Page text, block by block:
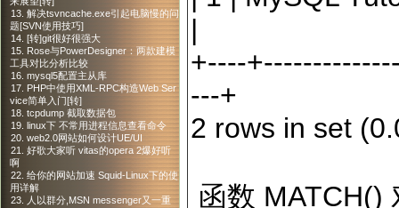
13. 解决tsvncache.exe引起电脑慢的问
题[SVN使用技巧]
14. [转]git很好很强大
15. Rose与PowerDesigner：两款建模
工具对比分析比较
16. mysql5配置主从库
17. PHP中使用XML-RPC构造Web Ser
vice简单入门[转]
18. tcpdump 截取数据包
19. linux下 不常用进程信息查看命令
20. web2.0网站如何设计UE/UI
21. 好歌大家听 vitas的opera 2爆好听
啊
22. 给你的网站加速 Squid-Linux下的使
用详解
23. 人以群分,MSN messenger又一重
|
+----
---+
2 rows in set (
函数 MATCH()